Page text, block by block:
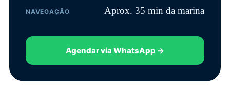
NAVEGAÇÃO Aprox. 35 min da marina
Agendar via WhatsApp →